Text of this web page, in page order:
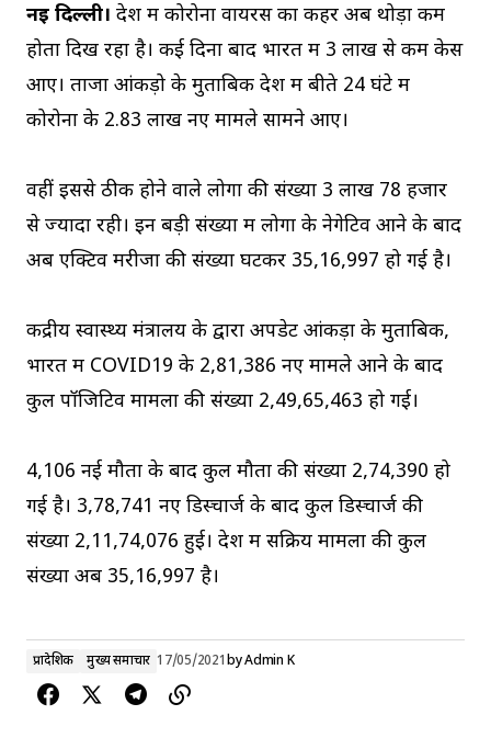
नई दिल्ली। देश में कोरोना वायरस का कहर अब थोड़ा कम
होता दिख रहा है। कई दिनों बाद भारत में 3 लाख से कम केस
आए। ताजा आंकड़ो के मुताबिक देश में बीते 24 घंटे में
कोरोना के 2.83 लाख नए मामले सामने आए।
वहीं इससे ठीक होने वाले लोगों की संख्या 3 लाख 78 हजार
से ज्यादा रही। इन बड़ी संख्या में लोगों के नेगेटिव आने के बाद
अब एक्टिव मरीजों की संख्या घटकर 35,16,997 हो गई है।
केंद्रीय स्‍वास्‍थ्‍य मंत्रालय के द्वारा अपडेट आंकड़ों के मुताबिक,
भारत में COVID19 के 2,81,386 नए मामले आने के बाद
कुल पॉजिटिव मामलों की संख्या 2,49,65,463 हो गई।
4,106 नई मौतों के बाद कुल मौतों की संख्या 2,74,390 हो
गई है। 3,78,741 नए डिस्चार्ज के बाद कुल डिस्चार्ज की
संख्या 2,11,74,076 हुई। देश में सक्रिय मामलों की कुल
संख्या अब 35,16,997 है।
प्रादेशिक मुख्य समाचार 17/05/2021byAdmin K